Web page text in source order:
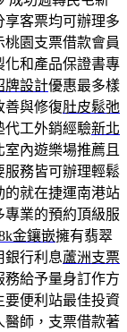
享客票均可辦理多
桃園支票借款會員
化和產品保證書專
牌設計優惠最多樣
善與修復肚皮鬆弛
代工外銷經驗新北
內遊樂場推薦且
服務皆可辦理輕鬆
的就在捷運南港站
專業的預約頂級服
金鑲嵌擁有翡翠
銀行利息蘆洲支票
給予量身訂作方
要便利站最佳投資
醫師，支票借款著